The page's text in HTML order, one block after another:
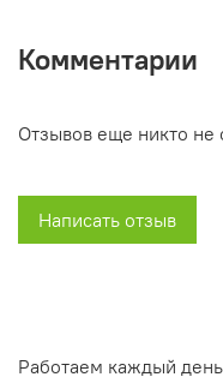
Комментарии
Отзывов еще никто не
Написать отзыв
Работаем каждый